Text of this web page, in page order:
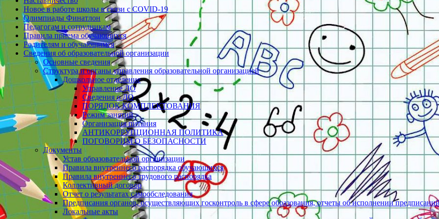
Новое в работе школы в связи с СOVID-19
Олимпиады Финатлон
Педагогам и сотрудникам
Правила приема обучающихся
Родителям и обучающимся
Сведения об образовательной организации
Основные сведения
Структура и органы управления образовательной организацией
Дошкольное отделение
Управление ДО
Сведения о ДО
ПОРЯДОК КОМПЛЕКТОВАНИЯ
Режим занятий
Организация питания
АНТИКОРРУПЦИОННАЯ ПОЛИТИКА
ПОГОВОРИМ О БЕЗОПАСНОСТИ
Документы
Устав образовательной организации
Правила внутреннего распорядка обучающихся
Правила внутреннего трудового распорядка
Коллективный договор
Отчет о результатах самообследования
Предписания органов, осуществляющих госконтроль в сфере образования, отчеты об исполнении
Локальные акты